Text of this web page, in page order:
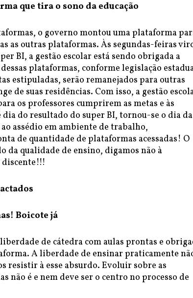
que tira o sono da educação
o governo montou uma plataforma
as outras plataformas. Às segundas-feiras
BI, a gestão escolar está sendo obrigada a
plataformas, conforme legislação
estipuladas, serão remanejados para outras
de suas residências. Com isso, a gestão
os professores cumprirem as metas e às
dia do resultado do super BI, tornou-se o dia da
assédio em ambiente de trabalho,
de quantidade de plataformas acessadas! O
da qualidade de ensino, digamos não à
discente!!!
Boicote já
de cátedra com aulas prontas e
A liberdade de ensinar praticamente
resistir à esse absurdo. Evoluir sobre as
não é e nem deve ser o centro no processo de